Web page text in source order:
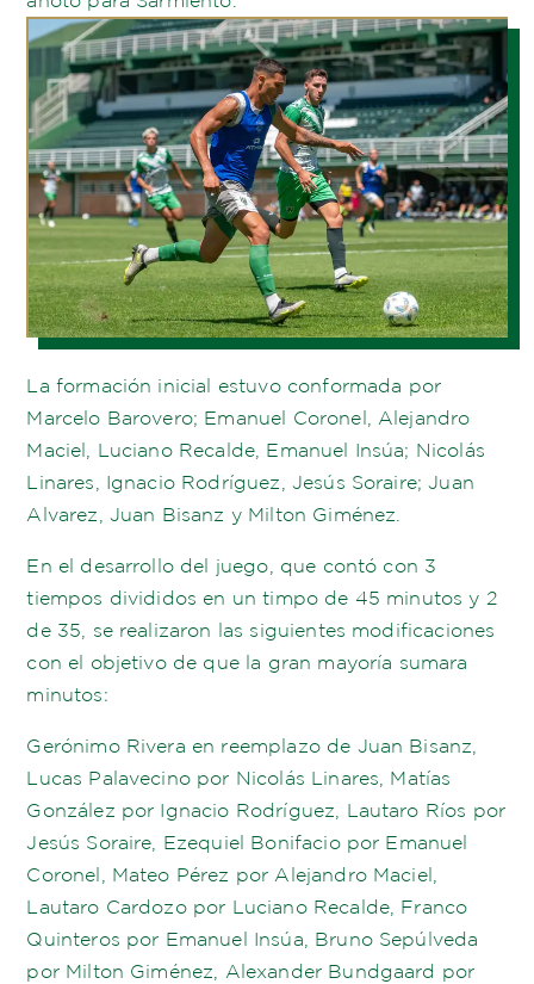
La formación inicial estuvo conformada por
Marcelo Barovero; Emanuel Coronel, Alejandro
Maciel, Luciano Recalde, Emanuel Insúa; Nicolás
Linares, Ignacio Rodríguez, Jesús Soraire; Juan
Alvarez, Juan Bisanz y Milton Giménez.
En el desarrollo del juego, que contó con 3
tiempos divididos en un timpo de 45 minutos y 2
de 35, se realizaron las siguientes modificaciones
con el objetivo de que la gran mayoría sumara
minutos:
Gerónimo Rivera en reemplazo de Juan Bisanz,
Lucas Palavecino por Nicolás Linares, Matías
González por Ignacio Rodríguez, Lautaro Ríos por
Jesús Soraire, Ezequiel Bonifacio por Emanuel
Coronel, Mateo Pérez por Alejandro Maciel,
Lautaro Cardozo por Luciano Recalde, Franco
Quinteros por Emanuel Insúa, Bruno Sepúlveda
por Milton Giménez, Alexander Bundgaard por